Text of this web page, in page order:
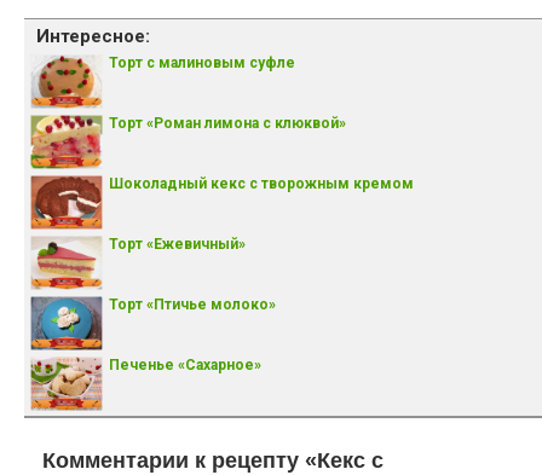
Интересное:
Торт с малиновым суфле
Торт «Роман лимона с клюквой»
Шоколадный кекс с творожным кремом
Торт «Ежевичный»
Торт «Птичье молоко»
Печенье «Сахарное»
Комментарии к рецепту «Кекс с